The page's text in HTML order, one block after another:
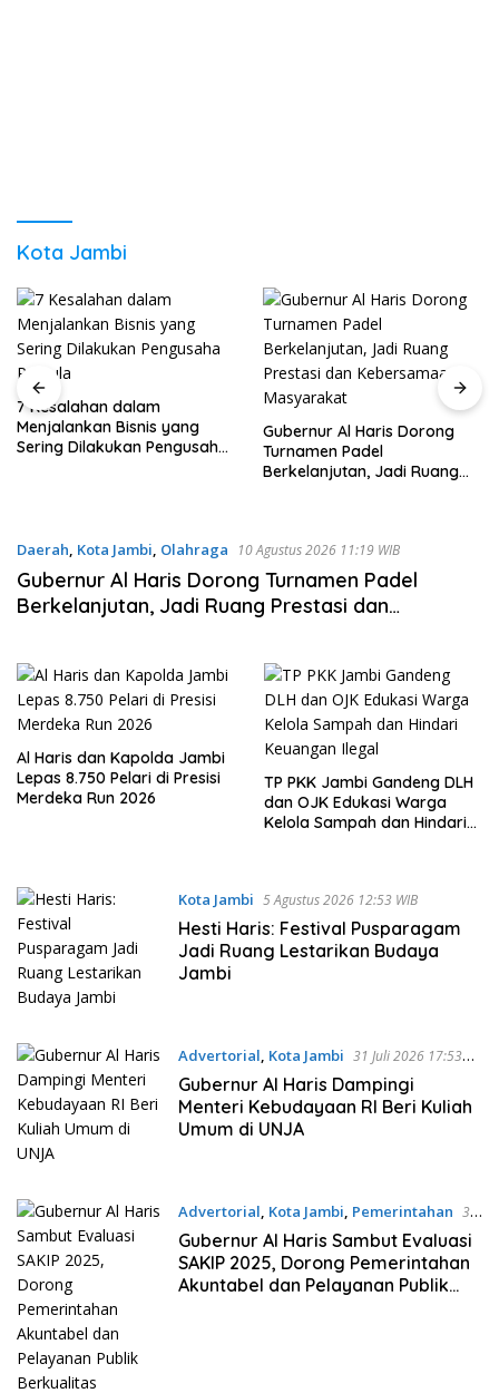
Kota Jambi
7 Kesalahan dalam
Menjalankan Bisnis yang
Sering Dilakukan Pengusaha
Gubernur Al Haris Dorong
Turnamen Padel
Berkelanjutan, Jadi Ruang
Daerah, Kota Jambi, Olahraga 10 Agustus 2026 11:19 WIB
Gubernur Al Haris Dorong Turnamen Padel
Berkelanjutan, Jadi Ruang Prestasi dan
Al Haris dan Kapolda Jambi
Lepas 8.750 Pelari di Presisi
Merdeka Run 2026
TP PKK Jambi Gandeng DLH
dan OJK Edukasi Warga
Kelola Sampah dan Hindari
Kota Jambi 5 Agustus 2026 12:53 WIB
Hesti Haris: Festival Pusparagam
Jadi Ruang Lestarikan Budaya
Jambi
Advertorial, Kota Jambi 31 Juli 2026 17:53
WIB
Gubernur Al Haris Dampingi
Menteri Kebudayaan RI Beri Kuliah
Umum di UNJA
Advertorial, Kota Jambi, Pemerintahan 30
Juli 2026 12:59 WIB
Gubernur Al Haris Sambut Evaluasi
SAKIP 2025, Dorong Pemerintahan
Akuntabel dan Pelayanan Publik